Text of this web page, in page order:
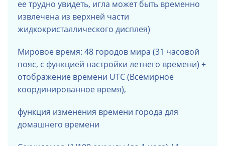
ее трудно увидеть, игла может быть временно
извлечена из верхней части
жидкокристаллического дисплея)
Мировое время: 48 городов мира (31 часовой
пояс, с функцией настройки летнего времени) +
отображение времени UTC (Всемирное
координированное время),
функция изменения времени города для
домашнего времени